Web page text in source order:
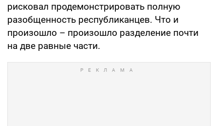
рисковал продемонстрировать полную
разобщенность республиканцев. Что и
произошло – произошло разделение почти
на две равные части.